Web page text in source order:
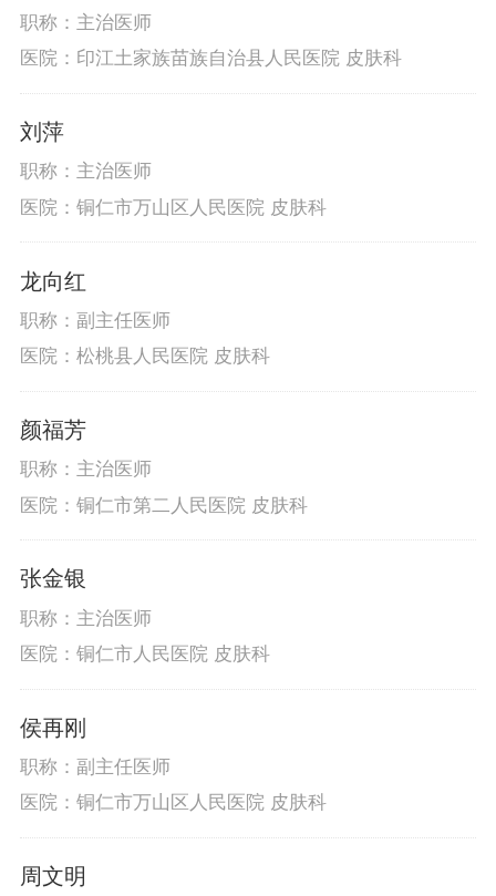
职称：主治医师
医院：印江土家族苗族自治县人民医院 皮肤科
刘萍
职称：主治医师
医院：铜仁市万山区人民医院 皮肤科
龙向红
职称：副主任医师
医院：松桃县人民医院 皮肤科
颜福芳
职称：主治医师
医院：铜仁市第二人民医院 皮肤科
张金银
职称：主治医师
医院：铜仁市人民医院 皮肤科
侯再刚
职称：副主任医师
医院：铜仁市万山区人民医院 皮肤科
周文明